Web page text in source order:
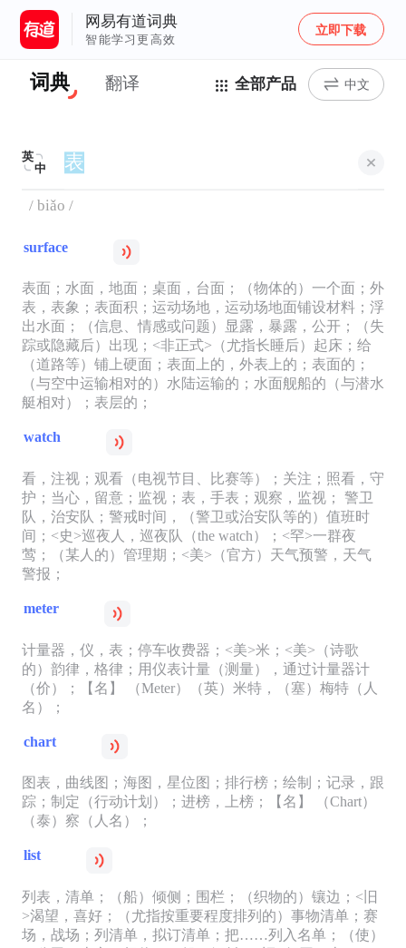
网易有道词典
智能学习更高效
立即下载
词典 翻译 全部产品 中文
英
中
/ biǎo /
surface
表面；水面，地面；桌面，台面；（物体的）一个面；外
表，表象；表面积；运动场地，运动场地面铺设材料；浮
出水面；（信息、情感或问题）显露，暴露，公开；（失
踪或隐藏后）出现；<非正式>（尤指长睡后）起床；给
（道路等）铺上硬面；表面上的，外表上的；表面的；
（与空中运输相对的）水陆运输的；水面舰船的（与潜水
艇相对）；表层的；
watch
看，注视；观看（电视节目、比赛等）；关注；照看，守
护；当心，留意；监视；表，手表；观察，监视； 警卫
队，治安队；警戒时间，（警卫或治安队等的）值班时
间；<史>巡夜人，巡夜队（the watch）；<罕>一群夜
莺；（某人的）管理期；<美>（官方）天气预警，天气
警报；
meter
计量器，仪，表；停车收费器；<美>米；<美>（诗歌
的）韵律，格律；用仪表计量（测量），通过计量器计
（价）；【名】 （Meter）（英）米特，（塞）梅特（人
名）；
chart
图表，曲线图；海图，星位图；排行榜；绘制；记录，跟
踪；制定（行动计划）；进榜，上榜；【名】 （Chart）
（泰）察（人名）；
list
列表，清单；（船）倾侧；围栏；（织物的）镶边；<旧
>渴望，喜好；（尤指按重要程度排列的）事物清单；赛
场，战场；列清单，拟订清单；把……列入名单；（使）